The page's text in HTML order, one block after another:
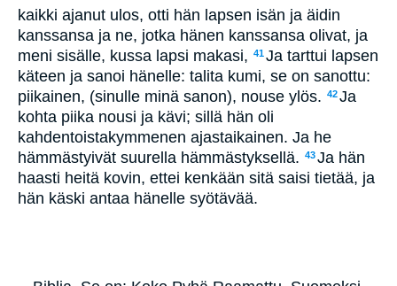
kaikki ajanut ulos, otti hän lapsen isän ja äidin
kanssansa ja ne, jotka hänen kanssansa olivat, ja
meni sisälle, kussa lapsi makasi, 41Ja tarttui lapsen
käteen ja sanoi hänelle: talita kumi, se on sanottu:
piikainen, (sinulle minä sanon), nouse ylös. 42Ja
kohta piika nousi ja kävi; sillä hän oli
kahdentoistakymmenen ajastaikainen. Ja he
hämmästyivät suurella hämmästyksellä. 43Ja hän
haasti heitä kovin, ettei kenkään sitä saisi tietää, ja
hän käski antaa hänelle syötävää.